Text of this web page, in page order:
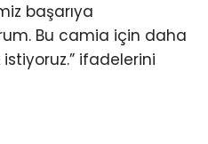
başarıya
Bu camia için daha
ifadelerini